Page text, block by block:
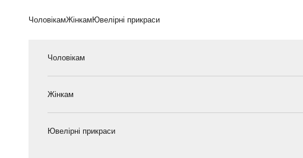
ЧоловікамЖінкам Ювелірні прикраси
Чоловікам
Жінкам
Ювелірні прикраси